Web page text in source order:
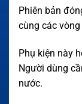
Phiên bản
cùng các
Phụ kiện này
Người dùng
nước.